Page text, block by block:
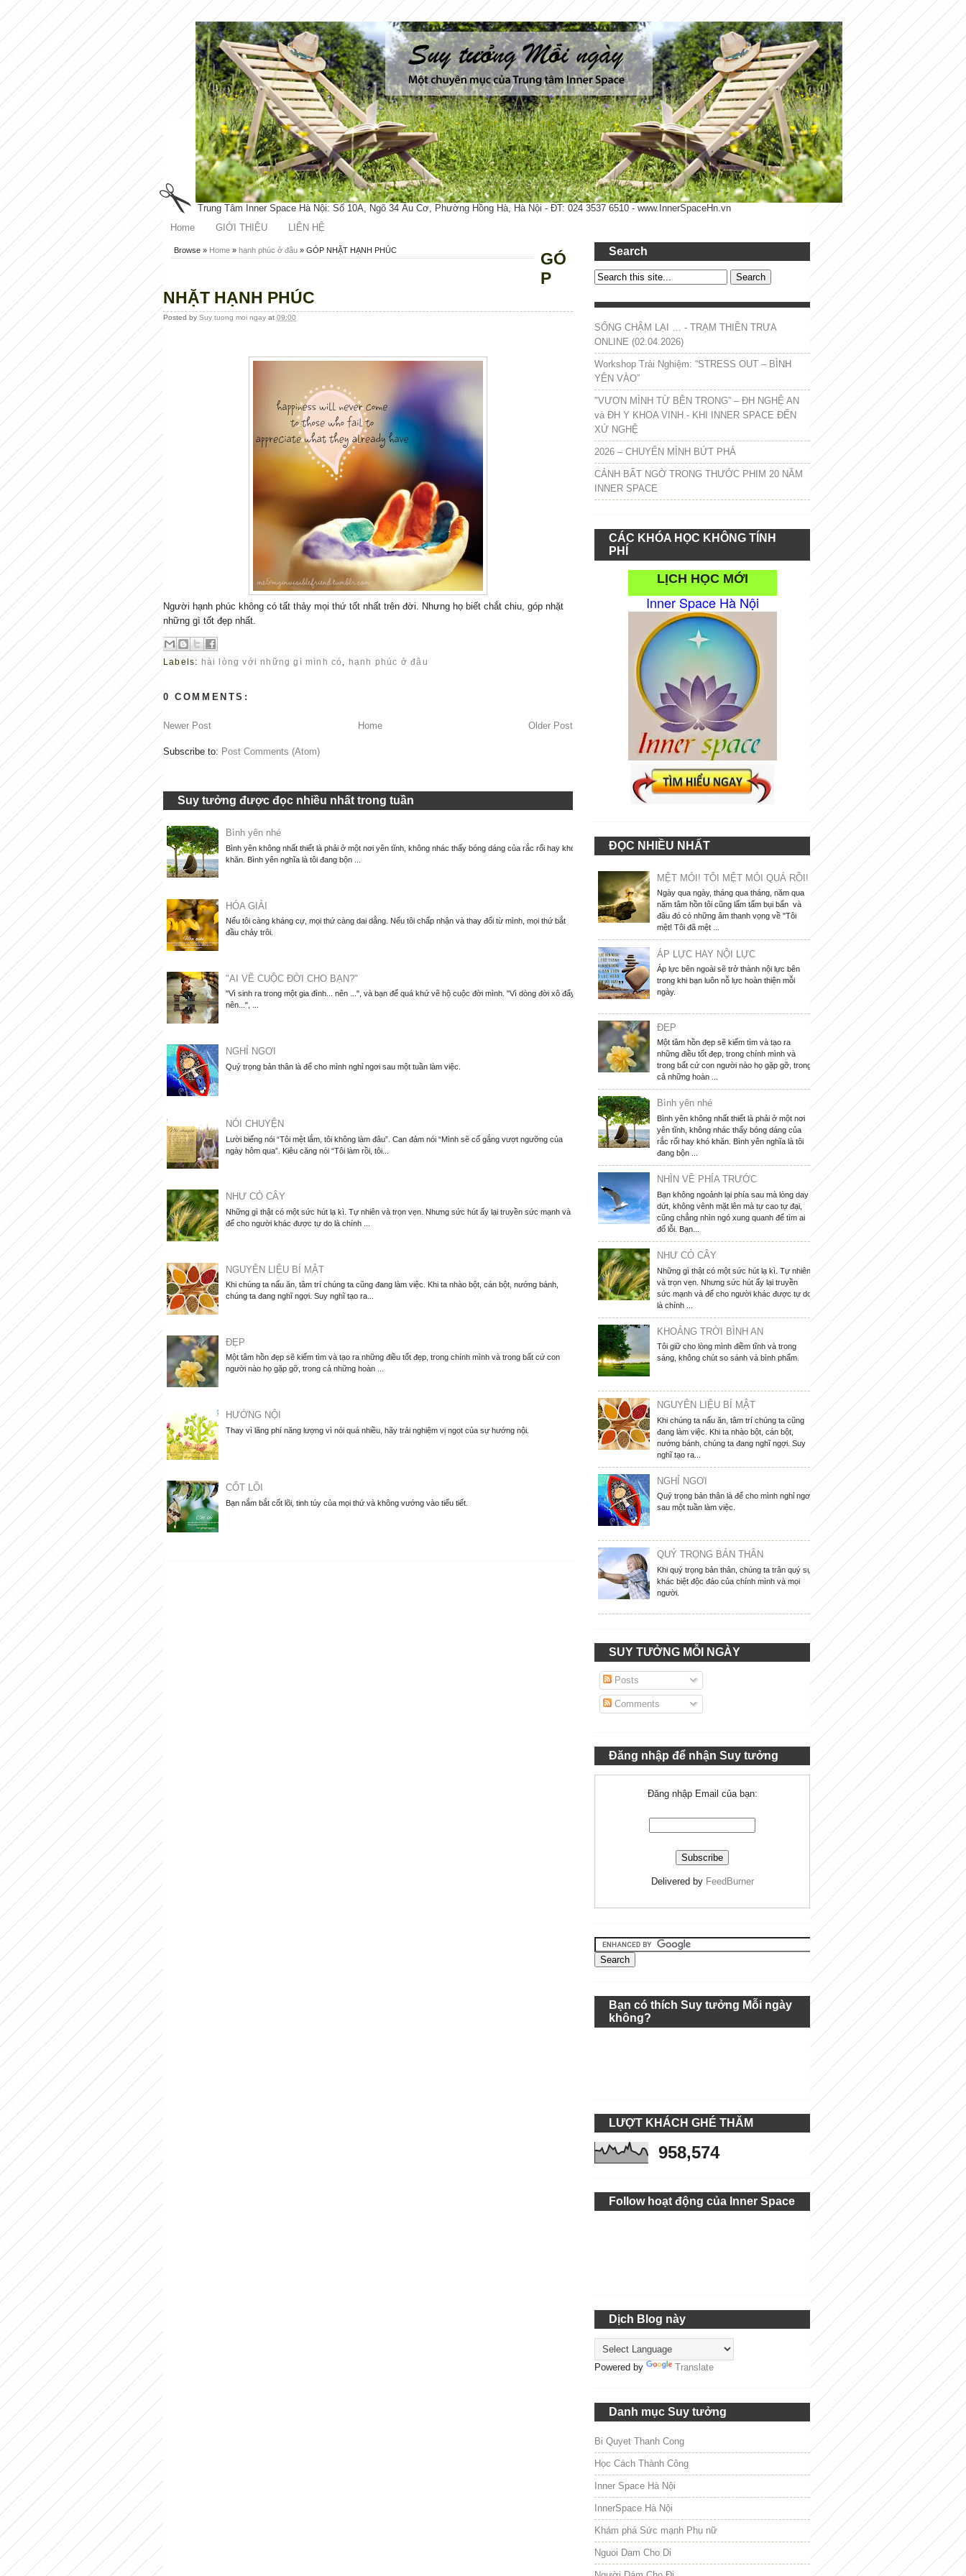
Trung Tâm Inner Space Hà Nội: Số 10A, Ngõ 34 Âu Cơ, Phường Hồng Hà, Hà Nội - ĐT: 024 3537 6510 - www.InnerSpaceHn.vn
Home
GIỚI THIỆU LIÊN HỆ
Browse » Home » hạnh phúc ở đâu » GÓP NHẶT HẠNH PHÚC
GÓ
P
NHẶT HẠNH PHÚC
Posted by Suy tuong moi ngay at 09:00
Người hạnh phúc không có tất thảy mọi thứ tốt nhất trên đời. Nhưng họ biết chắt chiu, góp nhặt
những gì tốt đẹp nhất.
Labels: hài lòng với những gì mình có , hạnh phúc ở đâu
0 COMMENTS:
Newer Post Older Post
Home
Subscribe to: Post Comments (Atom)
Suy tưởng được đọc nhiều nhất trong tuần
Bình yên nhé
Bình yên không nhất thiết là phải ở một nơi yên tĩnh, không nhác thấy bóng dáng của rắc rối hay khó
khăn. Bình yên nghĩa là tôi đang bộn ...
HÓA GIẢI
Nếu tôi càng kháng cự, mọi thứ càng dai dẳng. Nếu tôi chấp nhận và thay đổi từ mình, mọi thứ bắt
đầu chảy trôi.
"AI VẼ CUỘC ĐỜI CHO BẠN?"
"Vì sinh ra trong một gia đình... nên ...", và bạn để quá khứ vẽ hộ cuộc đời mình. "Vì dòng đời xô đẩy
nên...", ...
NGHỈ NGƠI
Quý trọng bản thân là để cho mình nghỉ ngơi sau một tuần làm việc.
NÓI CHUYỆN
Lười biếng nói “Tôi mệt lắm, tôi không làm đâu”. Can đảm nói “Mình sẽ cố gắng vượt ngưỡng của
ngày hôm qua”. Kiêu căng nói “Tôi làm rồi, tôi...
NHƯ CỎ CÂY
Những gì thật có một sức hút lạ kì. Tự nhiên và trọn vẹn. Nhưng sức hút ấy lại truyền sức mạnh và
để cho người khác được tự do là chính ...
NGUYÊN LIỆU BÍ MẬT
Khi chúng ta nấu ăn, tâm trí chúng ta cũng đang làm việc. Khi ta nhào bột, cán bột, nướng bánh,
chúng ta đang nghĩ ngợi. Suy nghĩ tạo ra...
ĐẸP
Một tâm hồn đẹp sẽ kiếm tìm và tạo ra những điều tốt đẹp, trong chính mình và trong bất cứ con
người nào họ gặp gỡ, trong cả những hoàn ...
HƯỚNG NỘI
Thay vì lãng phí năng lượng vì nói quá nhiều, hãy trải nghiệm vị ngọt của sự hướng nội.
CỐT LÕI
Bạn nắm bắt cốt lõi, tinh túy của mọi thứ và không vướng vào tiểu tiết.
Search
SỐNG CHẬM LẠI … - TRẠM THIỀN TRƯA
ONLINE (02.04.2026)
Workshop Trải Nghiệm: “STRESS OUT – BÌNH
YÊN VÀO”
"VƯƠN MÌNH TỪ BÊN TRONG” – ĐH NGHỆ AN
và ĐH Y KHOA VINH - KHI INNER SPACE ĐẾN
XỨ NGHỆ
2026 – CHUYỂN MÌNH BỨT PHÁ
CẢNH BẤT NGỜ TRONG THƯỚC PHIM 20 NĂM
INNER SPACE
CÁC KHÓA HỌC KHÔNG TÍNH
PHÍ
LỊCH HỌC MỚI
Inner Space Hà Nội
ĐỌC NHIỀU NHẤT
MỆT MỎI! TÔI MỆT MỎI QUÁ RỒI!
Ngày qua ngày, tháng qua tháng, năm qua
năm tâm hồn tôi cũng lấm tấm bụi bẩn và
đâu đó có những âm thanh vọng về "Tôi
mệt! Tôi đã mệt ...
ÁP LỰC HAY NỘI LỰC
Áp lực bên ngoài sẽ trở thành nội lực bên
trong khi bạn luôn nỗ lực hoàn thiện mỗi
ngày.
ĐẸP
Một tâm hồn đẹp sẽ kiếm tìm và tạo ra
những điều tốt đẹp, trong chính mình và
trong bất cứ con người nào họ gặp gỡ, trong
cả những hoàn ...
Bình yên nhé
Bình yên không nhất thiết là phải ở một nơi
yên tĩnh, không nhác thấy bóng dáng của
rắc rối hay khó khăn. Bình yên nghĩa là tôi
đang bộn ...
NHÌN VỀ PHÍA TRƯỚC
Bạn không ngoảnh lại phía sau mà lòng day
dứt, không vênh mặt lên mà tự cao tự đại,
cũng chẳng nhìn ngó xung quanh để tìm ai
đổ lỗi. Bạn...
NHƯ CỎ CÂY
Những gì thật có một sức hút lạ kì. Tự nhiên
và trọn vẹn. Nhưng sức hút ấy lại truyền
sức mạnh và để cho người khác được tự do
là chính ...
KHOẢNG TRỜI BÌNH AN
Tôi giữ cho lòng mình điềm tĩnh và trong
sáng, không chút so sánh và bình phẩm.
NGUYÊN LIỆU BÍ MẬT
Khi chúng ta nấu ăn, tâm trí chúng ta cũng
đang làm việc. Khi ta nhào bột, cán bột,
nướng bánh, chúng ta đang nghĩ ngợi. Suy
nghĩ tạo ra...
NGHỈ NGƠI
Quý trọng bản thân là để cho mình nghỉ ngơi
sau một tuần làm việc.
QUÝ TRỌNG BẢN THÂN
Khi quý trọng bản thân, chúng ta trân quý sự
khác biệt độc đáo của chính mình và mọi
người.
SUY TƯỞNG MỖI NGÀY
Posts
Comments
Đăng nhập để nhận Suy tưởng
Đăng nhập Email của bạn:
Delivered by FeedBurner
Bạn có thích Suy tưởng Mỗi ngày
không?
LƯỢT KHÁCH GHÉ THĂM
958,574
Follow hoạt động của Inner Space
Dịch Blog này
Powered by Translate
Danh mục Suy tưởng
Bi Quyet Thanh Cong
Học Cách Thành Công
Inner Space Hà Nội
InnerSpace Hà Nội
Khám phá Sức mạnh Phụ nữ
Nguoi Dam Cho Di